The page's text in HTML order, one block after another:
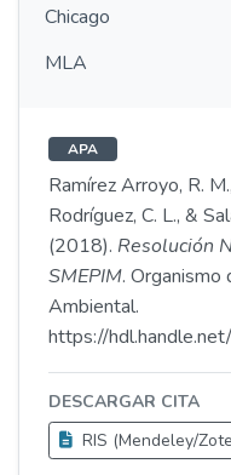
Chicago
MLA
APA
Ramírez Arroyo, R.
Rodríguez, C. L., &
(2018). Resolución
SMEPIM. Organismo
Ambiental.
https://
DESCARGAR CITA
RIS (Mendeley/